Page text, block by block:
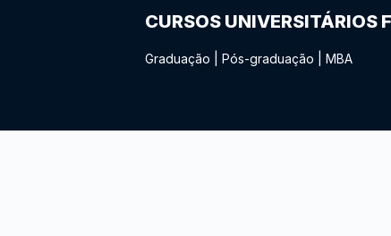
CURSOS UNIVERSITÁRIOS
Graduação Pós-graduação MBA